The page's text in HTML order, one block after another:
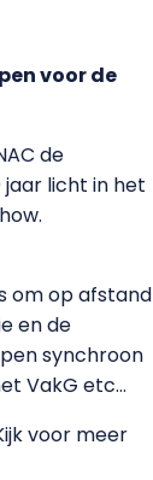
voor de
de
jaar licht in het
om op afstand
en de
synchroon
VakG etc…
voor meer